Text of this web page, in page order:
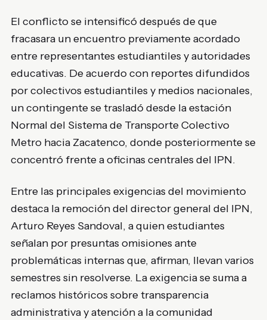
El conflicto se intensificó después de que
fracasara un encuentro previamente acordado
entre representantes estudiantiles y autoridades
educativas. De acuerdo con reportes difundidos
por colectivos estudiantiles y medios nacionales,
un contingente se trasladó desde la estación
Normal del Sistema de Transporte Colectivo
Metro hacia Zacatenco, donde posteriormente se
concentró frente a oficinas centrales del IPN.
Entre las principales exigencias del movimiento
destaca la remoción del director general del IPN,
Arturo Reyes Sandoval, a quien estudiantes
señalan por presuntas omisiones ante
problemáticas internas que, afirman, llevan varios
semestres sin resolverse. La exigencia se suma a
reclamos históricos sobre transparencia
administrativa y atención a la comunidad